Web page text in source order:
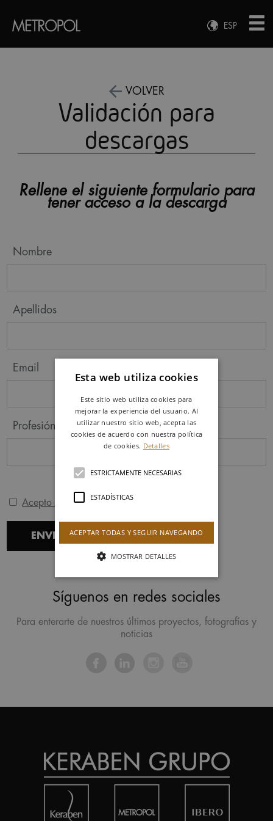
ESP
ENG
VOLVER
Validación para
descargas
Rellene el siguiente formulario para
tener acceso a la descarga
Nombre
Apellidos
Email
Profesión
Acepto la política de privacidad
Síguenos en redes sociales
Para enterarte de nuestros últimos proyectos, fotografías y
noticias
Esta web utiliza cookies
Este sitio web utiliza cookies para
mejorar la experiencia del usuario. Al
utilizar nuestro sitio web, acepta las
cookies de acuerdo con nuestra política
de cookies. Detalles
ESTRICTAMENTE NECESARIAS
ESTADÍSTICAS
ACEPTAR TODAS Y SEGUIR NAVEGANDO
MOSTRAR DETALLES